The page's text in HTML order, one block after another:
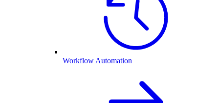
Workflow Automation